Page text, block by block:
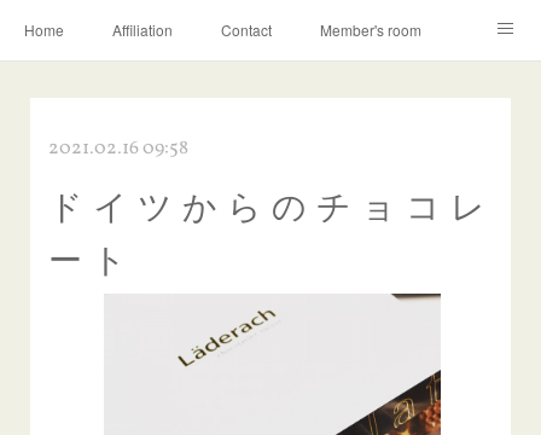
Home Affiliation Contact Member's room
2021.02.16 09:58
ド イ ツ か ら の チ ョ コ レ
ー ト